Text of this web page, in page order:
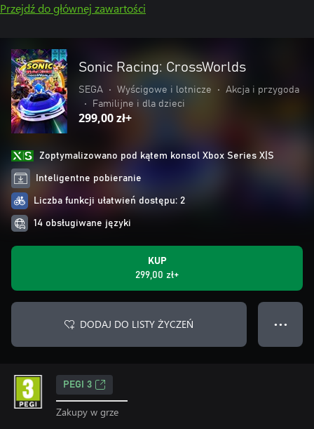
Przejdź do głównej zawartości
Sonic Racing: CrossWorlds
SEGA • Wyścigowe i lotnicze •
Akcja i przygoda
•
Familijne i dla dzieci
299,00 zł+
Zoptymalizowano pod kątem konsol Xbox Series X|S
Inteligentne pobieranie
Liczba funkcji ułatwień dostępu: 2
14 obsługiwane języki
KUP
299,00 zł+
DODAJ DO LISTY ŻYCZEŃ ● ● ●
PEGI 3
Zakupy w grze